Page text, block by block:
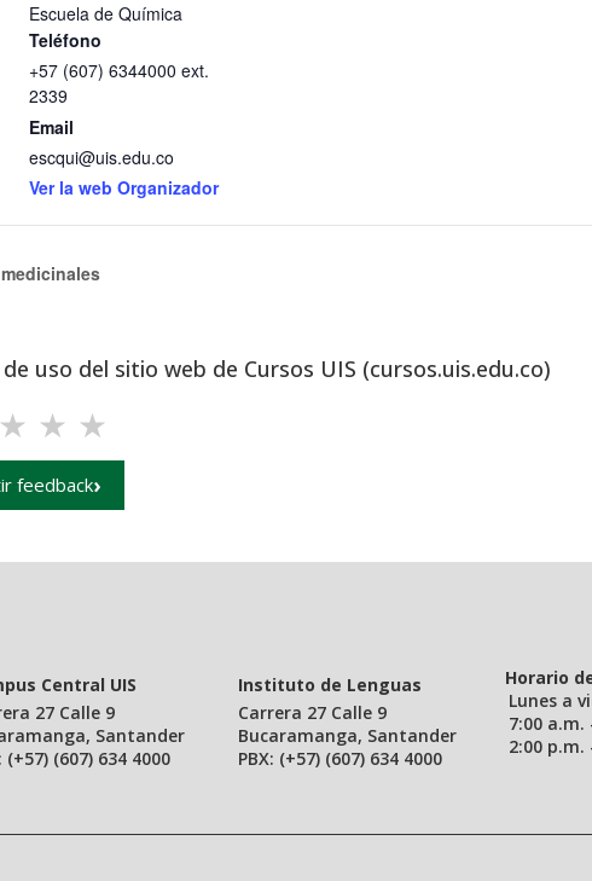
Escuela de Química
Teléfono
+57 (607) 6344000 ext.
2339
Email
escqui@uis.edu.co
Ver la web Organizador
uso del sitio web de Cursos UIS (cursos.uis.edu.co)